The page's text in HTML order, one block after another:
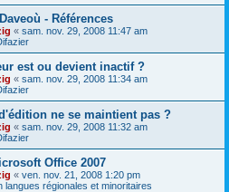
- Références
« sam. nov. 29, 2008 11:47 am
est ou devient inactif ?
« sam. nov. 29, 2008 11:34 am
ne se maintient pas ?
« sam. nov. 29, 2008 11:32 am
Office 2007
« ven. nov. 21, 2008 1:20 pm
langues régionales et minoritaires